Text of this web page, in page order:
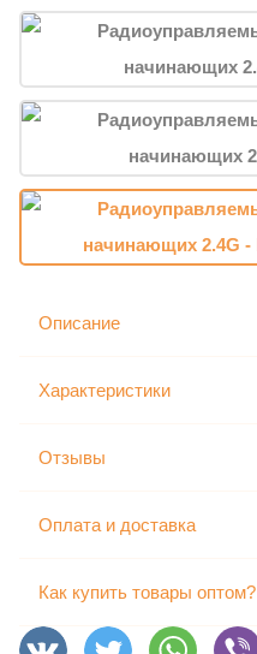
Описание
Характеристики
Отзывы
Оплата и доставка
Как купить товары оптом?